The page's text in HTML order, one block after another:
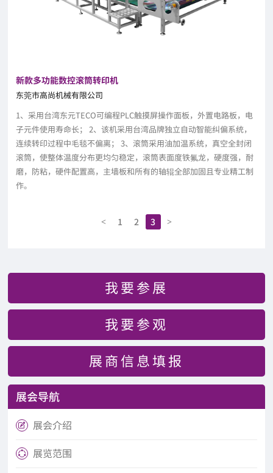
新款多功能数控滚筒转印机
东莞市高尚机械有限公司
1、采用台湾东元TECO可编程PLC触摸屏操作面板，外置电路板，电
子元件使用寿命长； 2、该机采用台湾品牌独立自动智能纠偏系统，
连续转印过程中毛毯不偏离； 3、滚筒采用油加温系统，真空全封闭
滚筒，使整体温度分布更均匀稳定，滚筒表面度铁氟龙，硬度强，耐
磨，防粘，硬件配置高，主墙板和所有的轴辊全部加固且专业精工制
作。
< 1 2 3 >
我要参展
我要参观
展商信息填报
展会导航
 展会介绍
 展览范围